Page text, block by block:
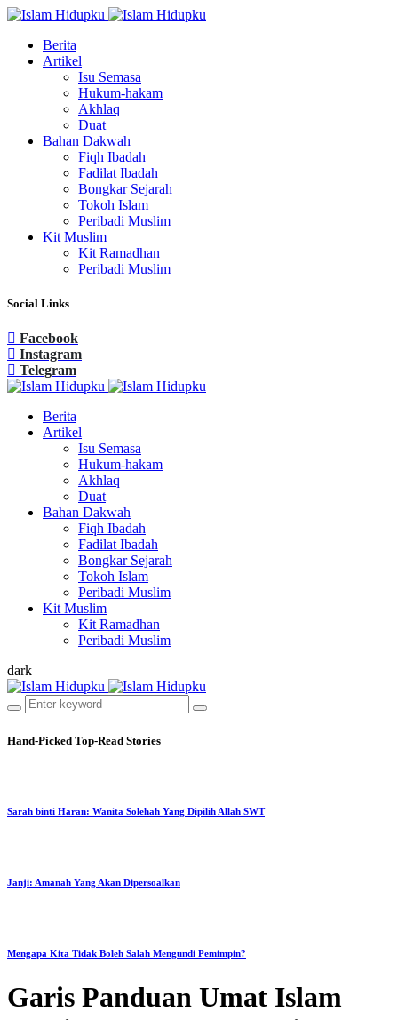
Berita
Artikel
Isu Semasa
Hukum-hakam
Akhlaq
Duat
Bahan Dakwah
Fiqh Ibadah
Fadilat Ibadah
Bongkar Sejarah
Tokoh Islam
Peribadi Muslim
Kit Muslim
Kit Ramadhan
Peribadi Muslim
Social Links
Facebook
Instagram
Telegram
Berita
Artikel
Isu Semasa
Hukum-hakam
Akhlaq
Duat
Bahan Dakwah
Fiqh Ibadah
Fadilat Ibadah
Bongkar Sejarah
Tokoh Islam
Peribadi Muslim
Kit Muslim
Kit Ramadhan
Peribadi Muslim
dark
Hand-Picked Top-Read Stories
Sarah binti Haran: Wanita Solehah Yang Dipilih Allah SWT
Janji: Amanah Yang Akan Dipersoalkan
Mengapa Kita Tidak Boleh Salah Mengundi Pemimpin?
Garis Panduan Umat Islam